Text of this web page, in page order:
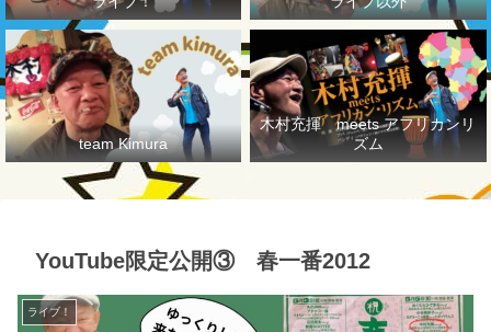
team Kimura
木村充揮 meets アフリカンリ
ズム
YouTube限定公開③ 春一番2012
ライブ！